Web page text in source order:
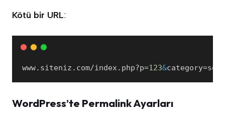
Kötü bir URL:
www. siteniz . com/index. php?p=123&category=seo
WordPress’te Permalink Ayarları